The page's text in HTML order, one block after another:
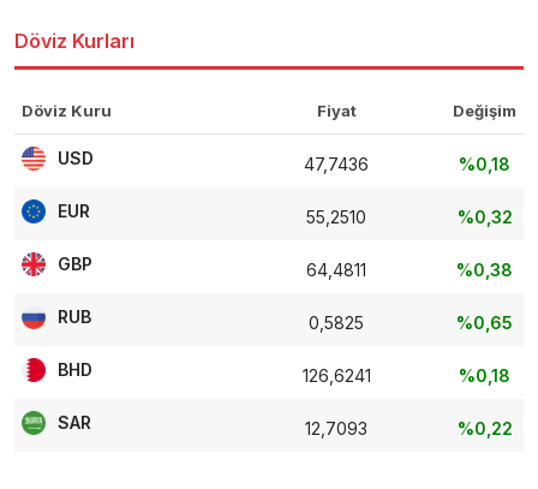
Döviz Kurları
Döviz Kuru Fiyat Değişim
USD 47,7436 %0,18
EUR 55,2510 %0,32
GBP 64,4811 %0,38
RUB 0,5825 %0,65
BHD 126,6241 %0,18
SAR 12,7093 %0,22